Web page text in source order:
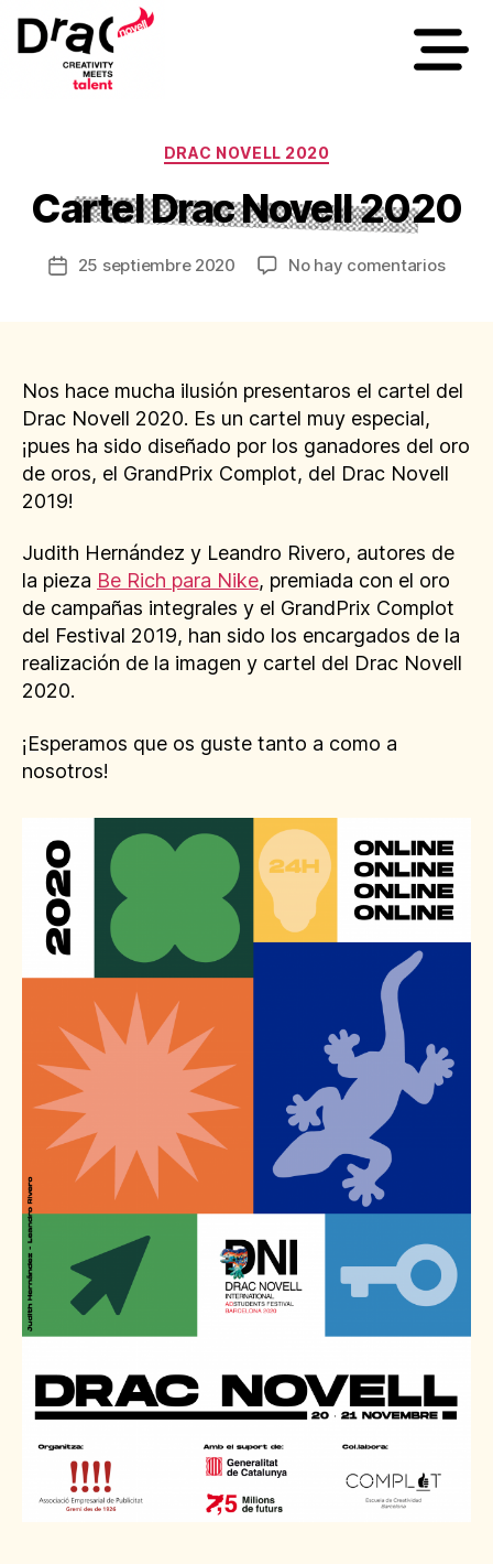
DRAC NOVELL 2020
Cartel Drac Novell 2020
25 septiembre 2020 No hay comentarios
Nos hace mucha ilusión presentaros el cartel del
Drac Novell 2020. Es un cartel muy especial,
¡pues ha sido diseñado por los ganadores del oro
de oros, el GrandPrix Complot, del Drac Novell
2019!
Judith Hernández y Leandro Rivero, autores de
la pieza Be Rich para Nike, premiada con el oro
de campañas integrales y el GrandPrix Complot
del Festival 2019, han sido los encargados de la
realización de la imagen y cartel del Drac Novell
2020.
¡Esperamos que os guste tanto a como a
nosotros!